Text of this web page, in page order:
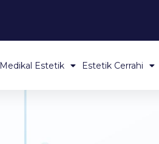
Medikal Estetik Estetik Cerrahi